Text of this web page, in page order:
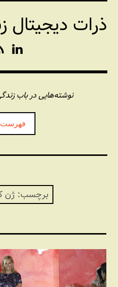
رفتن
محتواذرات دیجیتال
n
k
e
d
I
n
نوشته‌هایی در باب
فهرست
برچسب: ژن